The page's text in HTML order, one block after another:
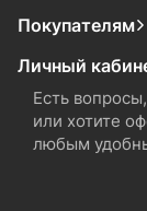
Покупателям
Личный
Есть
или хотите
любым